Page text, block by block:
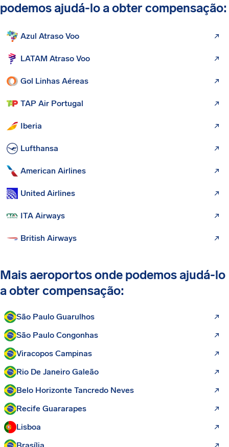
podemos ajudá-lo a obter compensação:
Azul Atraso Voo
LATAM Atraso Voo
Gol Linhas Aéreas
TAP Air Portugal
Iberia
Lufthansa
American Airlines
United Airlines
ITA Airways
British Airways
Mais aeroportos onde podemos ajudá-lo
a obter compensação:
São Paulo Guarulhos
São Paulo Congonhas
Viracopos Campinas
Rio De Janeiro Galeão
Belo Horizonte Tancredo Neves
Recife Guararapes
Lisboa